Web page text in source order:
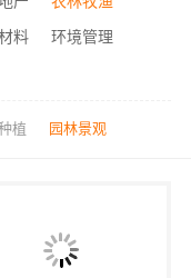
料
环境管理
植 园林景观